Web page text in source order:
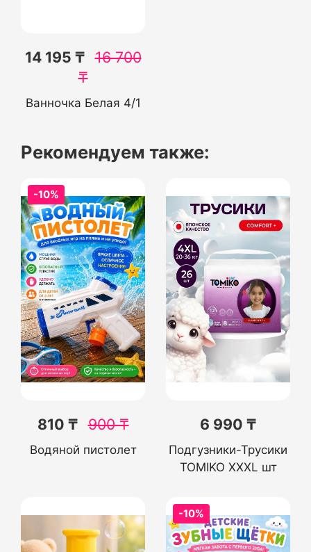
14 195 ₸ 16 700
₸
Ванночка Белая 4/1
Рекомендуем также:
-10%
810 ₸ 900₸
Водяной пистолет
6 990 ₸
Подгузники-Трусики
TOMIKO XXXL шт
-10%